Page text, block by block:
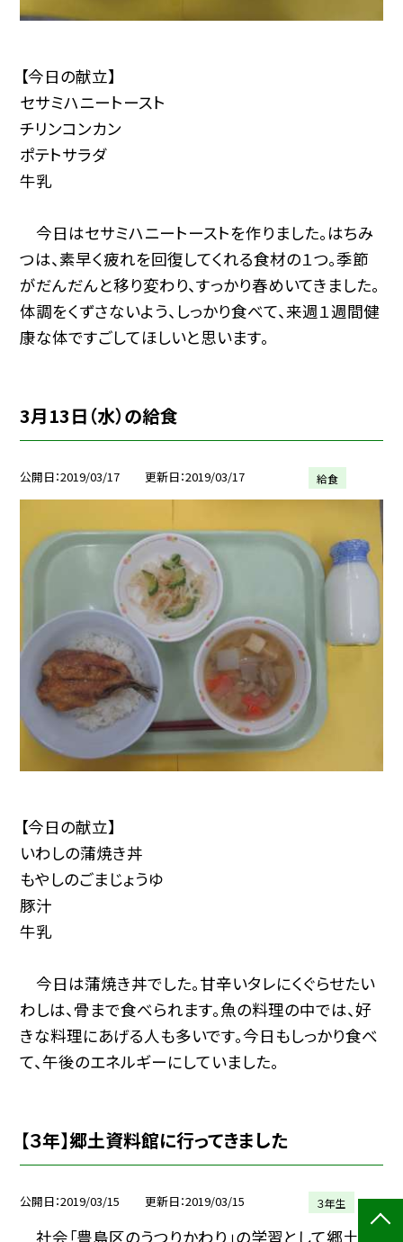
【今日の献立】
セサミハニートースト
チリンコンカン
ポテトサラダ
牛乳
今日はセサミハニートーストを作りました。はちみ
つは、素早く疲れを回復してくれる食材の１つ。季節
がだんだんと移り変わり、すっかり春めいてきました。
体調をくずさないよう、しっかり食べて、来週１週間健
康な体ですごしてほしいと思います。
3月13日（水）の給食
公開日 2019/03/17 更新日 2019/03/17 給食
【今日の献立】
いわしの蒲焼き丼
もやしのごまじょうゆ
豚汁
牛乳
今日は蒲焼き丼でした。甘辛いタレにくぐらせたい
わしは、骨まで食べられます。魚の料理の中では、好
きな料理にあげる人も多いです。今日もしっかり食べ
て、午後のエネルギーにしていました。
【３年】郷土資料館に行ってきました
公開日 2019/03/15 更新日 2019/03/15 ３年生
社会「豊島区のうつりかわり」の学習として郷土資